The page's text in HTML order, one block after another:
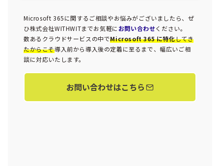
Microsoft 365に関するご相談やお悩みがございましたら、ぜ
ひ株式会社WITHWITまでお気軽に お問い合わせください。
数あるクラウドサービスの中でMicrosoft 365 に特化してき
たからこそ導入前から導入後の定着に至るまで、幅広いご相
談に対応いたします。
お問い合わせはこちら